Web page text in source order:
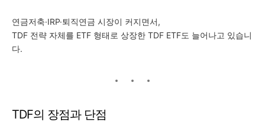
연금저축·IRP·퇴직연금 시장이 커지면서,
TDF 전략 자체를 ETF 형태로 상장한 TDF ETF도 늘어나고 있습니
다.
TDF의 장점과 단점